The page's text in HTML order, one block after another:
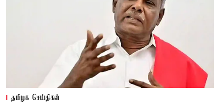
தமிழக செய்திகள்